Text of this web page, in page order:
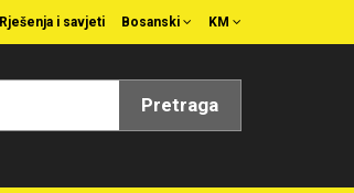
KM
Bosanski
Rješenja i savjeti
Pretraga